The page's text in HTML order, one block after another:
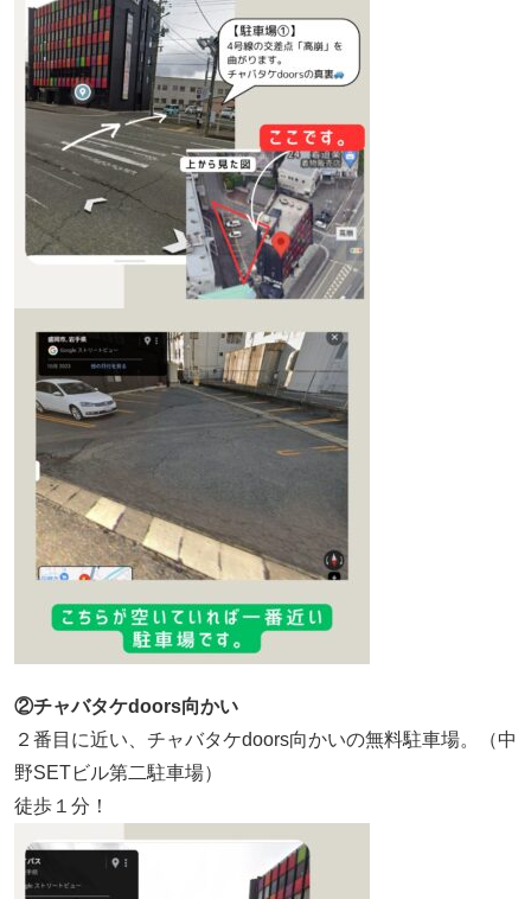
②チャバタケdoors向かい
２番目に近い、チャバタケdoors向かいの無料駐車場。（中
野SETビル第二駐車場）
徒歩１分！